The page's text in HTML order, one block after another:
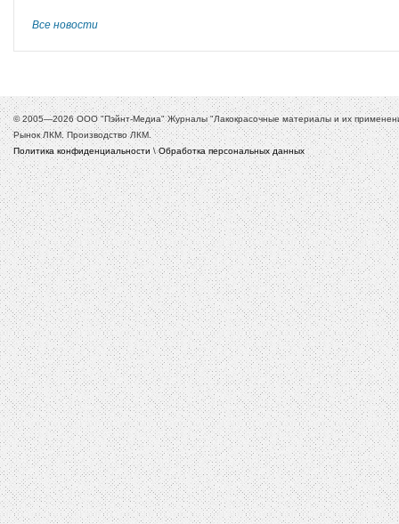
Все новости
© 2005—2026 ООО "Пэйнт-Медиа" Журналы "Лакокрасочные материалы и их
Рынок ЛКМ. Производство ЛКМ.
Политика конфиденциальности \Обработка персональных данных